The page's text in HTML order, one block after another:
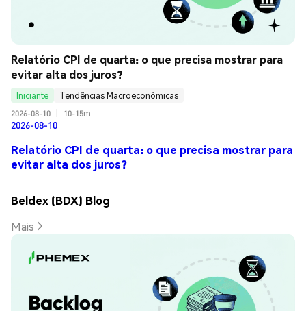
Relatório CPI de quarta: o que precisa mostrar para
evitar alta dos juros?
Iniciante
Tendências Macroeconômicas
2026-08-10
10-15m
2026-08-10
Relatório CPI de quarta: o que precisa mostrar para
evitar alta dos juros?
Beldex (BDX) Blog
Mais